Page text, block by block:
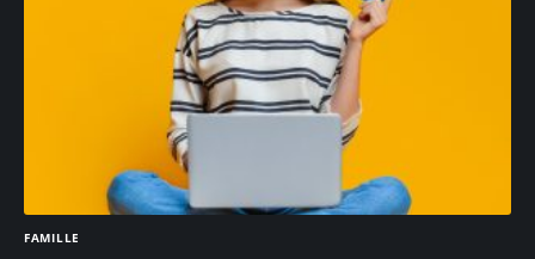
FAMILLE